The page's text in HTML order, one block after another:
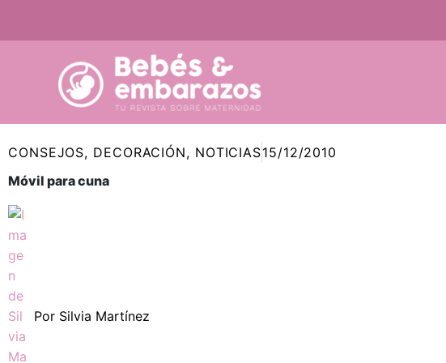
CONSEJOS, DECORACIÓN, NOTICIAS15/12/2010
Móvil para cuna
Por Silvia Martínez